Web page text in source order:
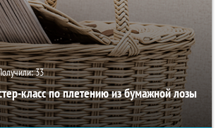
33
класс по плетению из бумажной лозы